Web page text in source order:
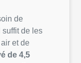
de
suffit de les
et de
de 4,5